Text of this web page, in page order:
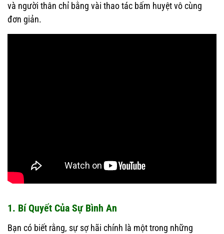
và người thân chỉ bằng vài thao tác bấm huyệt vô cùng
đơn giản.
1. Bí Quyết Của Sự Bình An
Bạn có biết rằng, sự sợ hãi chính là một trong những